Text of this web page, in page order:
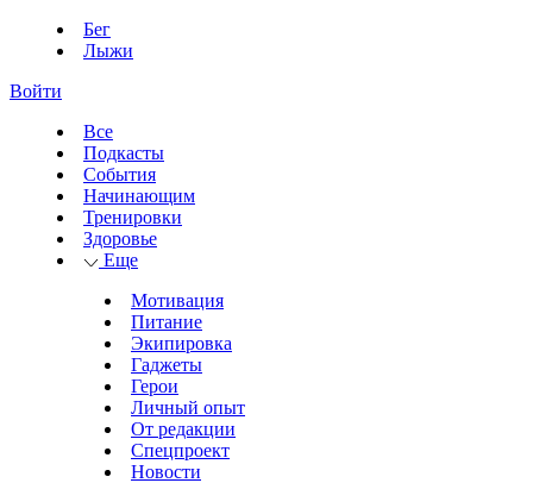
Бег
Лыжи
Войти
Все
Подкасты
События
Начинающим
Тренировки
Здоровье
Еще
Мотивация
Питание
Экипировка
Гаджеты
Герои
Личный опыт
От редакции
Спецпроект
Новости